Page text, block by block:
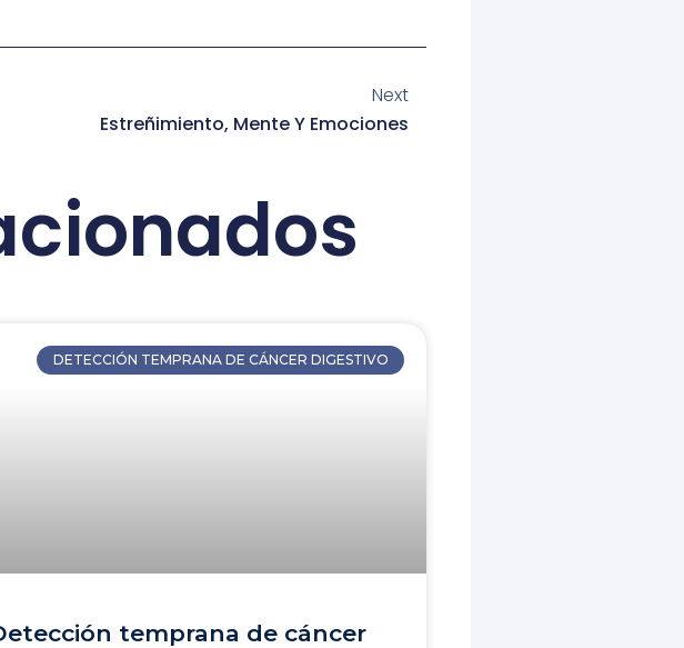
Next
Estreñimiento, Mente Y Emociones
DETECCIÓN TEMPRANA DE CÁNCER DIGESTIVO
temprana de cáncer